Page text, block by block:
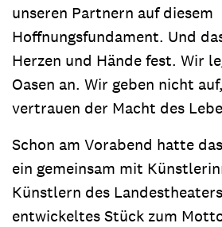
unseren Partnern auf diesem
Hoffnungsfundament. Und
Herzen und Hände fest. Wir
Oasen an. Wir geben nicht
vertrauen der Macht des
Schon am Vorabend hatte
ein gemeinsam mit
Künstlern des
entwickeltes Stück zum